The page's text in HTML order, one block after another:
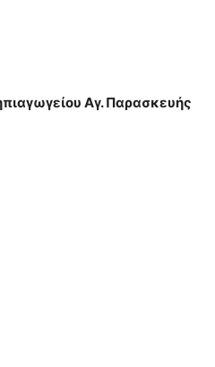
Αγ. Παρασκευής